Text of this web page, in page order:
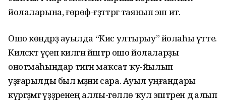
йолаларына, ғөрөф-ғәҙәттәргә таянып эш итә.
Ошо көндәрҙә ауылда “Кис ултырыу” йолаһы үтте.
Киләсәктә үҫеп килгән йәштәр ошо йолаларҙы
онотмаһындар тигән маҡсат ҡу-йылып
уҙғарылды был мәҙәни сара. Ауыл уңғандары
күргәҙмәгә үҙҙәренең аллы-гөллө ҡул эштәрен дә алып